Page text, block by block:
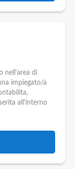
nell'area di
impiegato/a
all'interno